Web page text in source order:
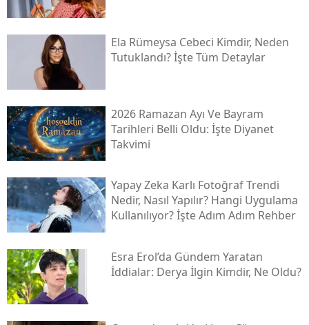
Ela Rümeysa Cebeci Kimdir, Neden
Tutuklandı? İşte Tüm Detaylar
2026 Ramazan Ayı Ve Bayram
Tarihleri Belli Oldu: İşte Diyanet
Takvimi
Yapay Zeka Karlı Fotoğraf Trendi
Nedir, Nasıl Yapılır? Hangi Uygulama
Kullanılıyor? İşte Adım Adım Rehber
Esra Erol’da Gündem Yaratan
İddialar: Derya İlgin Kimdir, Ne Oldu?